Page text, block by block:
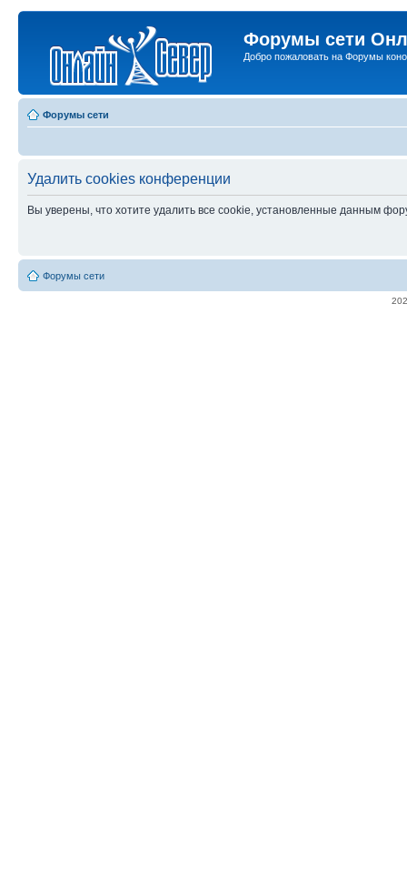
Форумы сети
Добро пожаловать на Форумы
Форумы сети
Удалить cookies конференции
Вы уверены, что хотите удалить все cookie, установленные данным
Форумы сети